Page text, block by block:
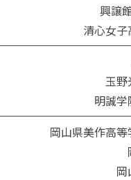
興譲
清心女子
玉野
明誠
岡山県美作高等
岡